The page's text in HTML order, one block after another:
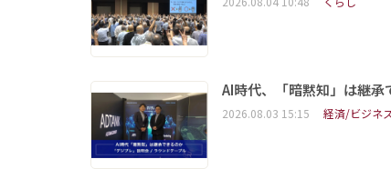
AI時代、「暗黙知」は継
2026.08.03 15:15 経済/ビジネス